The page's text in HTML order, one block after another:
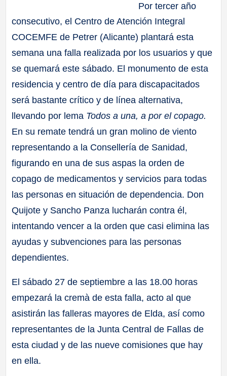
Por tercer año
consecutivo, el Centro de Atención Integral
COCEMFE de Petrer (Alicante) plantará esta
semana una falla realizada por los usuarios y que
se quemará este sábado. El monumento de esta
residencia y centro de día para discapacitados
será bastante crítico y de línea alternativa,
llevando por lema Todos a una, a por el copago.
En su remate tendrá un gran molino de viento
representando a la Consellería de Sanidad,
figurando en una de sus aspas la orden de
copago de medicamentos y servicios para todas
las personas en situación de dependencia. Don
Quijote y Sancho Panza lucharán contra él,
intentando vencer a la orden que casi elimina las
ayudas y subvenciones para las personas
dependientes.
El sábado 27 de septiembre a las 18.00 horas
empezará la cremà de esta falla, acto al que
asistirán las falleras mayores de Elda, así como
representantes de la Junta Central de Fallas de
esta ciudad y de las nueve comisiones que hay
en ella.